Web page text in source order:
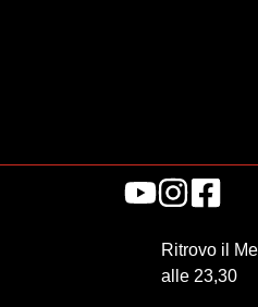
Ritrovo il
alle 23,30